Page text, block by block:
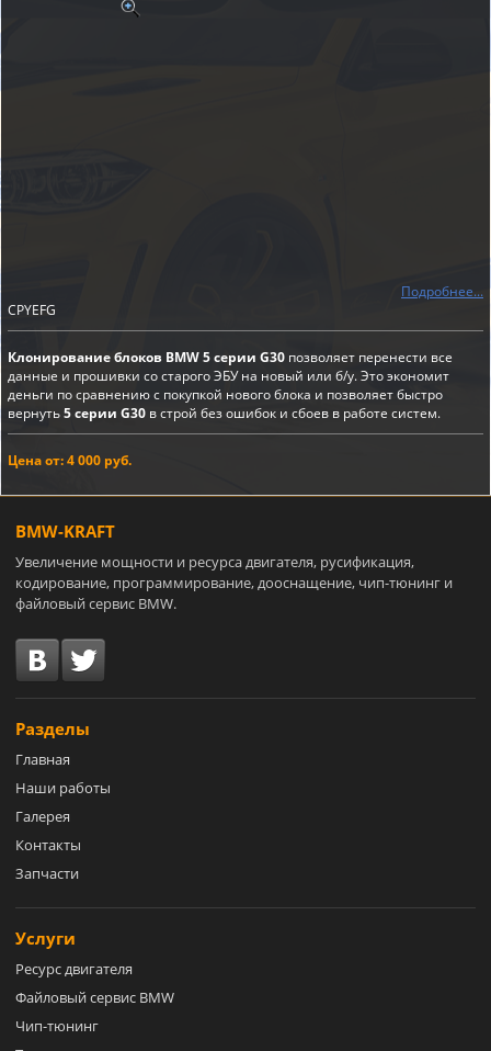
Подробнее...
CPYEFG
Клонирование блоков BMW 5 серии G30 позволяет перенести все
данные и прошивки со старого ЭБУ на новый или б/у. Это экономит
деньги по сравнению с покупкой нового блока и позволяет быстро
вернуть5 серии G30 в строй без ошибок и сбоев в работе систем.
Цена от: 4 000 руб.
BMW-KRAFT
Увеличение мощности и ресурса двигателя, русификация,
кодирование, программирование, дооснащение, чип-тюнинг и
файловый сервис BMW.
Разделы
Главная
Наши работы
Галерея
Контакты
Запчасти
Услуги
Ресурс двигателя
Файловый сервис BMW
Чип-тюнинг